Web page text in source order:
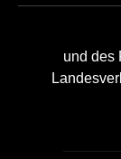
und des